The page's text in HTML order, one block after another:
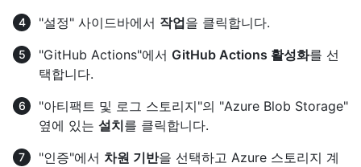
"설정" 사이드바에서 작업을 클릭합니다.
"GitHub Actions"에서 GitHub Actions 활성화를 선
택합니다.
"아티팩트 및 로그 스토리지"의 "Azure Blob Storage"
옆에 있는 설치를 클릭합니다.
"인증"에서 차원 기반을 선택하고 Azure 스토리지 계